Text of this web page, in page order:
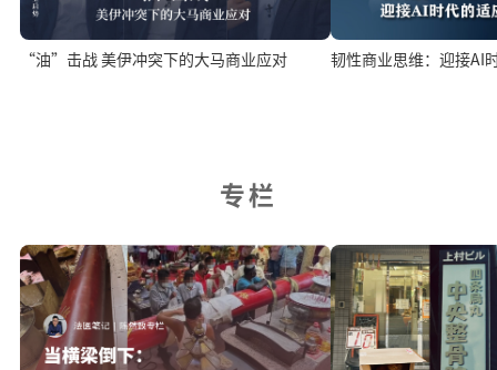
“油”击战 美伊冲突下的大马商业应对 韧性商业思维：迎接AI
专栏